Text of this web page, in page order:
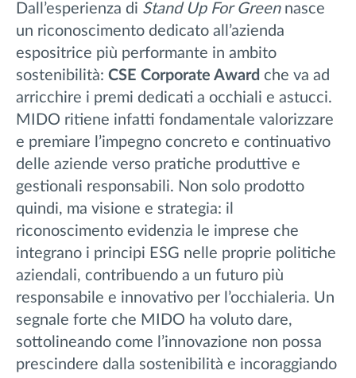
Dall’esperienza di Stand Up For Green nasce
un riconoscimento dedicato all’azienda
espositrice più performante in ambito
sostenibilità: CSE Corporate Award che va ad
arricchire i premi dedicati a occhiali e astucci.
MIDO ritiene infatti fondamentale valorizzare
e premiare l’impegno concreto e continuativo
delle aziende verso pratiche produttive e
gestionali responsabili. Non solo prodotto
quindi, ma visione e strategia: il
riconoscimento evidenzia le imprese che
integrano i principi ESG nelle proprie politiche
aziendali, contribuendo a un futuro più
responsabile e innovativo per l’occhialeria. Un
segnale forte che MIDO ha voluto dare,
sottolineando come l’innovazione non possa
prescindere dalla sostenibilità e incoraggiando